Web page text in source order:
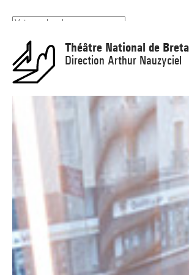
Théâtre National de
Direction Arthur Nauzyciel